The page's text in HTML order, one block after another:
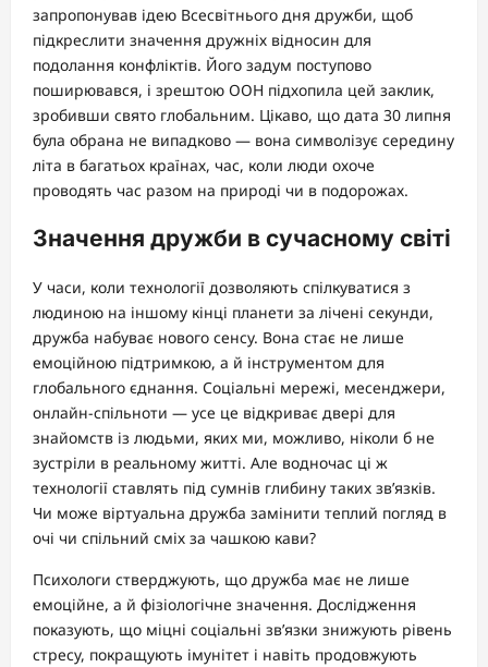
запропонував ідею Всесвітнього дня дружби, щоб
підкреслити значення дружніх відносин для
подолання конфліктів. Його задум поступово
поширювався, і зрештою ООН підхопила цей заклик,
зробивши свято глобальним. Цікаво, що дата 30 липня
була обрана не випадково — вона символізує середину
літа в багатьох країнах, час, коли люди охоче
проводять час разом на природі чи в подорожах.
Значення дружби в сучасному світі
У часи, коли технології дозволяють спілкуватися з
людиною на іншому кінці планети за лічені секунди,
дружба набуває нового сенсу. Вона стає не лише
емоційною підтримкою, а й інструментом для
глобального єднання. Соціальні мережі, месенджери,
онлайн-спільноти — усе це відкриває двері для
знайомств із людьми, яких ми, можливо, ніколи б не
зустріли в реальному житті. Але водночас ці ж
технології ставлять під сумнів глибину таких зв’язків.
Чи може віртуальна дружба замінити теплий погляд в
очі чи спільний сміх за чашкою кави?
Психологи стверджують, що дружба має не лише
емоційне, а й фізіологічне значення. Дослідження
показують, що міцні соціальні зв’язки знижують рівень
стресу, покращують імунітет і навіть продовжують